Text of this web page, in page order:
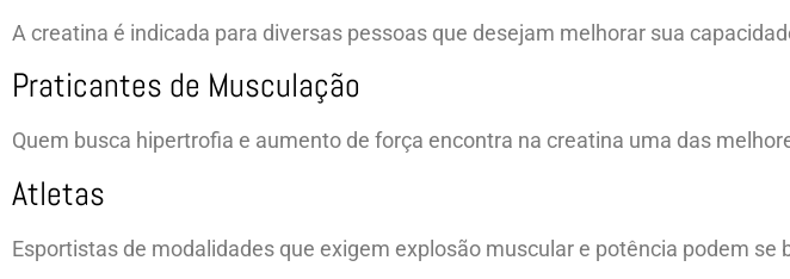
A creatina é indicada para diversas pessoas que desejam melhorar sua
Praticantes de Musculação
Quem busca hipertrofia e aumento de força encontra na creatina uma das
Atletas
Esportistas de modalidades que exigem explosão muscular e potência podem